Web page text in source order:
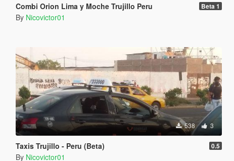
Combi Orion Lima y Moche Trujillo Peru Beta 1
By Nicovictor01
538 3
Taxis Trujillo - Peru (Beta) 0.5
By Nicovictor01